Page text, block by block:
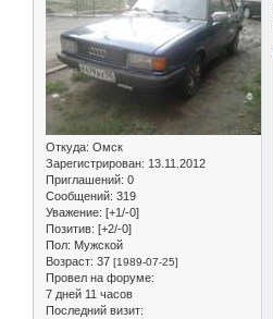
Откуда: Омск
Зарегистрирован: 13.11.2012
Приглашений: 0
Сообщений: 319
Уважение: [+1/-0]
Позитив: [+2/-0]
Пол: Мужской
Возраст: 37 [1989-07-25]
Провел на форуме:
7 дней 11 часов
Последний визит: